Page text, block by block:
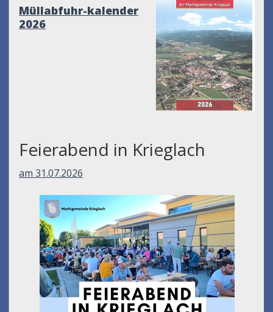
Müllabfuhr-kalender
2026
Feierabend in Krieglach
am 31.07.2026